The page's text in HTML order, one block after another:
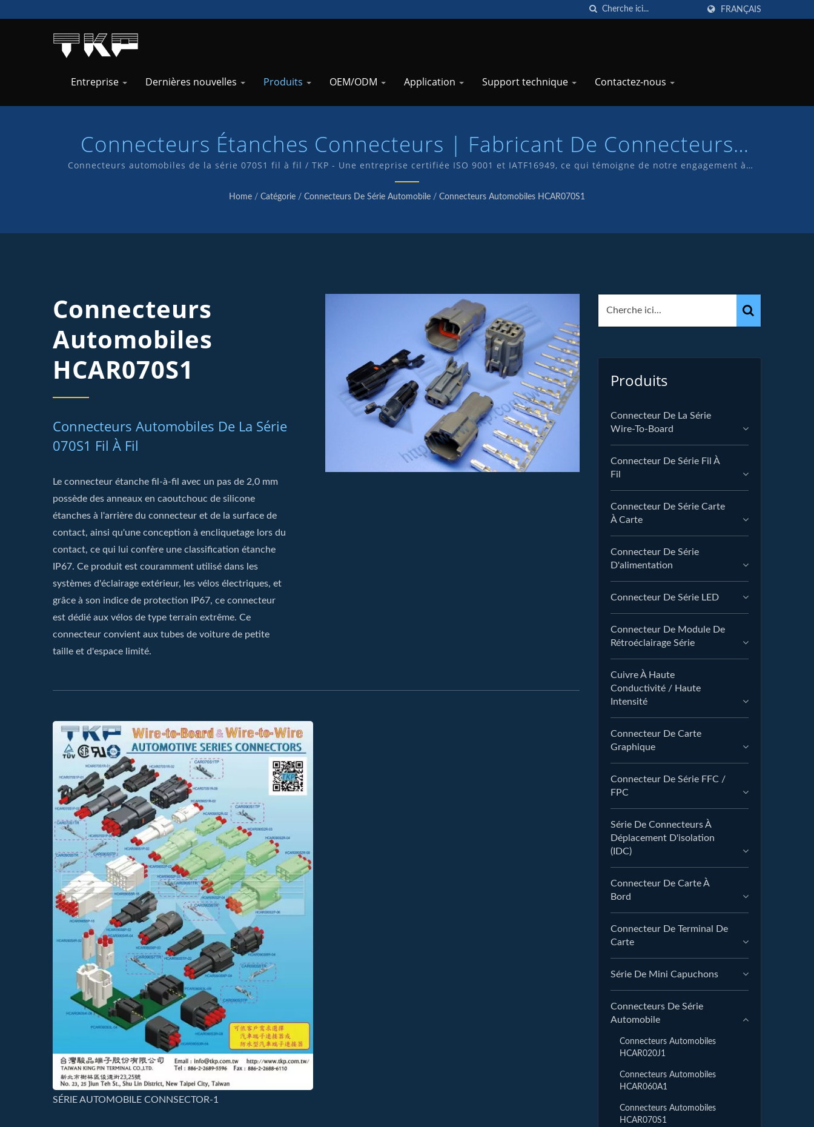
FRANÇAIS
Entreprise Dernières nouvelles Produits OEM/ODM Application Support technique Contactez-nous
Connecteurs Étanches Connecteurs | Fabricant De Connecteurs
Informatiques Haute Intensité | TKP
Connecteurs automobiles de la série 070S1 fil à fil / TKP - Une entreprise certifiée ISO 9001 et IATF16949, ce qui témoigne de notre engagement à
fournir à nos clients un service et des produits de qualité. Nous disposons d'un service de R&D interne et fabriquons nos propres produits sous la
marque TKP.
Home / Catégorie / Connecteurs De Série Automobile / Connecteurs Automobiles HCAR070S1
Connecteurs
Automobiles
HCAR070S1
Connecteurs Automobiles De La Série
070S1 Fil À Fil
Le connecteur étanche fil-à-fil avec un pas de 2,0 mm
possède des anneaux en caoutchouc de silicone
étanches à l'arrière du connecteur et de la surface de
contact, ainsi qu'une conception à encliquetage lors du
contact, ce qui lui confère une classification étanche
IP67. Ce produit est couramment utilisé dans les
systèmes d'éclairage extérieur, les vélos électriques, et
grâce à son indice de protection IP67, ce connecteur
est dédié aux vélos de type terrain extrême. Ce
connecteur convient aux tubes de voiture de petite
taille et d'espace limité.
SÉRIE AUTOMOBILE CONNSECTOR-1
Produits
Connecteur De La Série
Wire-To-Board
Connecteur De Série Fil À
Fil
Connecteur De Série Carte
À Carte
Connecteur De Série
D'alimentation
Connecteur De Série LED
Connecteur De Module De
Rétroéclairage Série
Cuivre À Haute
Conductivité / Haute
Intensité
Connecteur De Carte
Graphique
Connecteur De Série FFC /
FPC
Série De Connecteurs À
Déplacement D'isolation
(IDC)
Connecteur De Carte À
Bord
Connecteur De Terminal De
Carte
Série De Mini Capuchons
Connecteurs De Série
Automobile
Connecteurs Automobiles
HCAR020J1
Connecteurs Automobiles
HCAR060A1
Connecteurs Automobiles
HCAR070S1